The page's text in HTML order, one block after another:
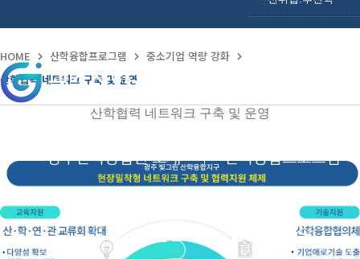
광주산학융합원 소개 산학융합프로그램
알림마당
HOME 산학융합프로그램
중소기업 역량 강화
산학협력 네트워크 구축 및 운영
산학협력 네트워크 구축 및 운영